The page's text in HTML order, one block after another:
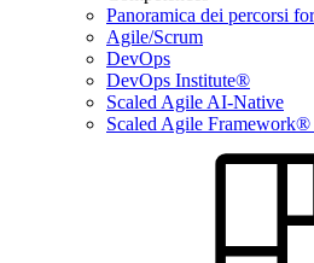
Panoramica dei percorsi
Agile/Scrum
DevOps
DevOps Institute®
Scaled Agile AI-Native
Scaled Agile